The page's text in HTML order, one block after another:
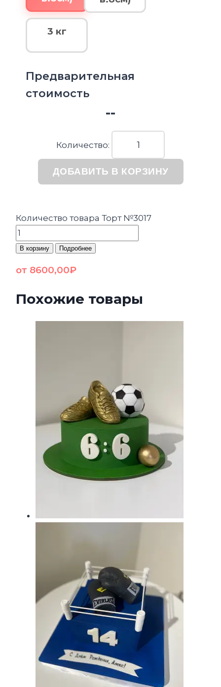
3 кг
Предварительная
стоимость
--
Количество:
ДОБАВИТЬ В КОРЗИНУ
Количество товара Торт №3017
В корзину Подробнее
от 8600,00₽
Похожие товары